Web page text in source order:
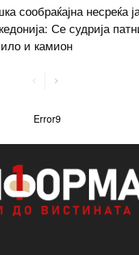
сообраќајна несреќа
Се судрија
и камион
Error9